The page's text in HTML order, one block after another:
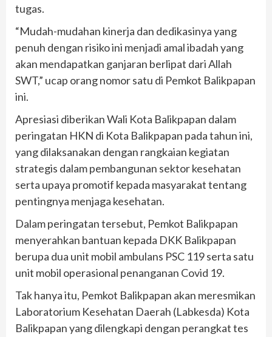
tugas.
“Mudah-mudahan kinerja dan dedikasinya yang
penuh dengan risiko ini menjadi amal ibadah yang
akan mendapatkan ganjaran berlipat dari Allah
SWT,” ucap orang nomor satu di Pemkot Balikpapan
ini.
Apresiasi diberikan Wali Kota Balikpapan dalam
peringatan HKN di Kota Balikpapan pada tahun ini,
yang dilaksanakan dengan rangkaian kegiatan
strategis dalam pembangunan sektor kesehatan
serta upaya promotif kepada masyarakat tentang
pentingnya menjaga kesehatan.
Dalam peringatan tersebut, Pemkot Balikpapan
menyerahkan bantuan kepada DKK Balikpapan
berupa dua unit mobil ambulans PSC 119 serta satu
unit mobil operasional penanganan Covid 19.
Tak hanya itu, Pemkot Balikpapan akan meresmikan
Laboratorium Kesehatan Daerah (Labkesda) Kota
Balikpapan yang dilengkapi dengan perangkat tes